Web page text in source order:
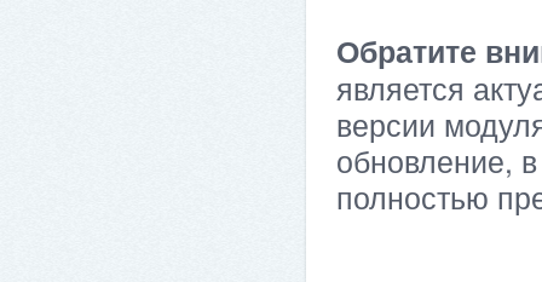
Обратите
является
версии
обновление,
полностью